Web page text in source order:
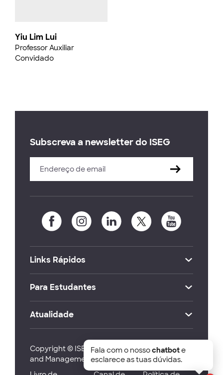
Yiu Lim Lui
Professor Auxiliar
Convidado
Subscreva a newsletter do ISEG
Links Rápidos
Para Estudantes
Atualidade
Copyright © ISEG Lisbon School of Economics
and Management 2026
Fala com o nossochatbote
esclarece as tuas dúvidas.